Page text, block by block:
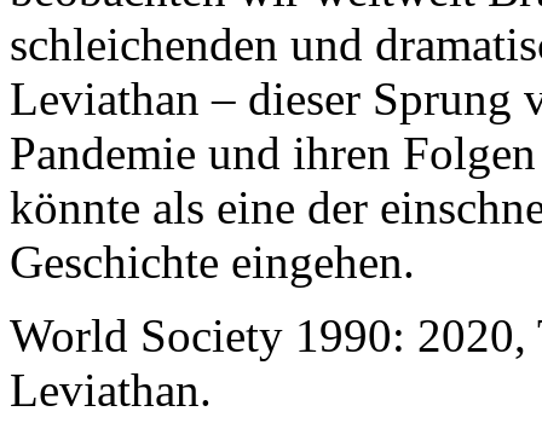
schleichenden und
Leviathan – dieser Sprung
Pandemie und ihren
könnte als eine der
Geschichte eingehen.
World Society 1990: 2020,
Leviathan.